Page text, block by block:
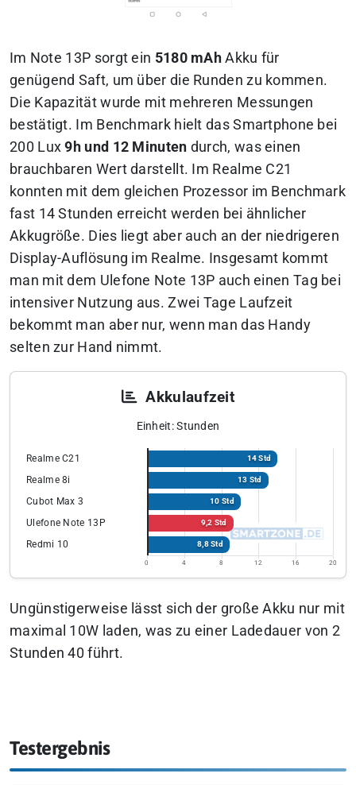
Im Note 13P sorgt ein 5180 mAh Akku für
genügend Saft, um über die Runden zu kommen.
Die Kapazität wurde mit mehreren Messungen
bestätigt. Im Benchmark hielt das Smartphone bei
200 Lux9h und 12 Minuten durch, was einen
brauchbaren Wert darstellt. Im Realme C21
konnten mit dem gleichen Prozessor im Benchmark
fast 14 Stunden erreicht werden bei ähnlicher
Akkugröße. Dies liegt aber auch an der niedrigeren
Display-Auflösung im Realme. Insgesamt kommt
man mit dem Ulefone Note 13P auch einen Tag bei
intensiver Nutzung aus. Zwei Tage Laufzeit
bekommt man aber nur, wenn man das Handy
selten zur Hand nimmt.
Akkulaufzeit
Einheit: Stunden
Realme C21 14 Std
Realme 8i 13 Std
Cubot Max 3 10 Std
Ulefone Note 13P 9,2 Std
Redmi 10 8,8 Std
0 4 8 12 16 20
Ungünstigerweise lässt sich der große Akku nur mit
maximal 10W laden, was zu einer Ladedauer von 2
Stunden 40 führt.
Testergebnis